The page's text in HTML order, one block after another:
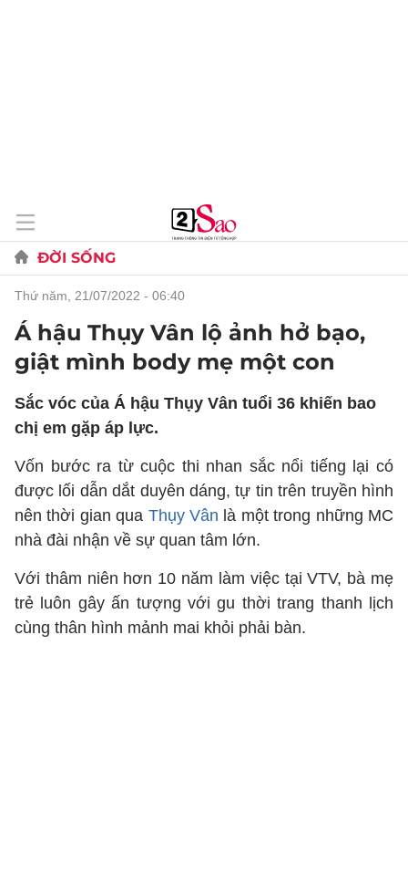
ĐỜI SỐNG
thứ năm, 21/07/2022 - 06:40
Á hậu Thụy Vân lộ ảnh hở bạo,
giật mình body mẹ một con
Sắc vóc của Á hậu Thụy Vân tuổi 36 khiến bao
chị em gặp áp lực.
Vốn bước ra từ cuộc thi nhan sắc nổi tiếng lại có
được lối dẫn dắt duyên dáng, tự tin trên truyền hình
nên thời gian qua Thụy Vân là một trong những MC
nhà đài nhận về sự quan tâm lớn.
Với thâm niên hơn 10 năm làm việc tại VTV, bà mẹ
trẻ luôn gây ấn tượng với gu thời trang thanh lịch
cùng thân hình mảnh mai khỏi phải bàn.